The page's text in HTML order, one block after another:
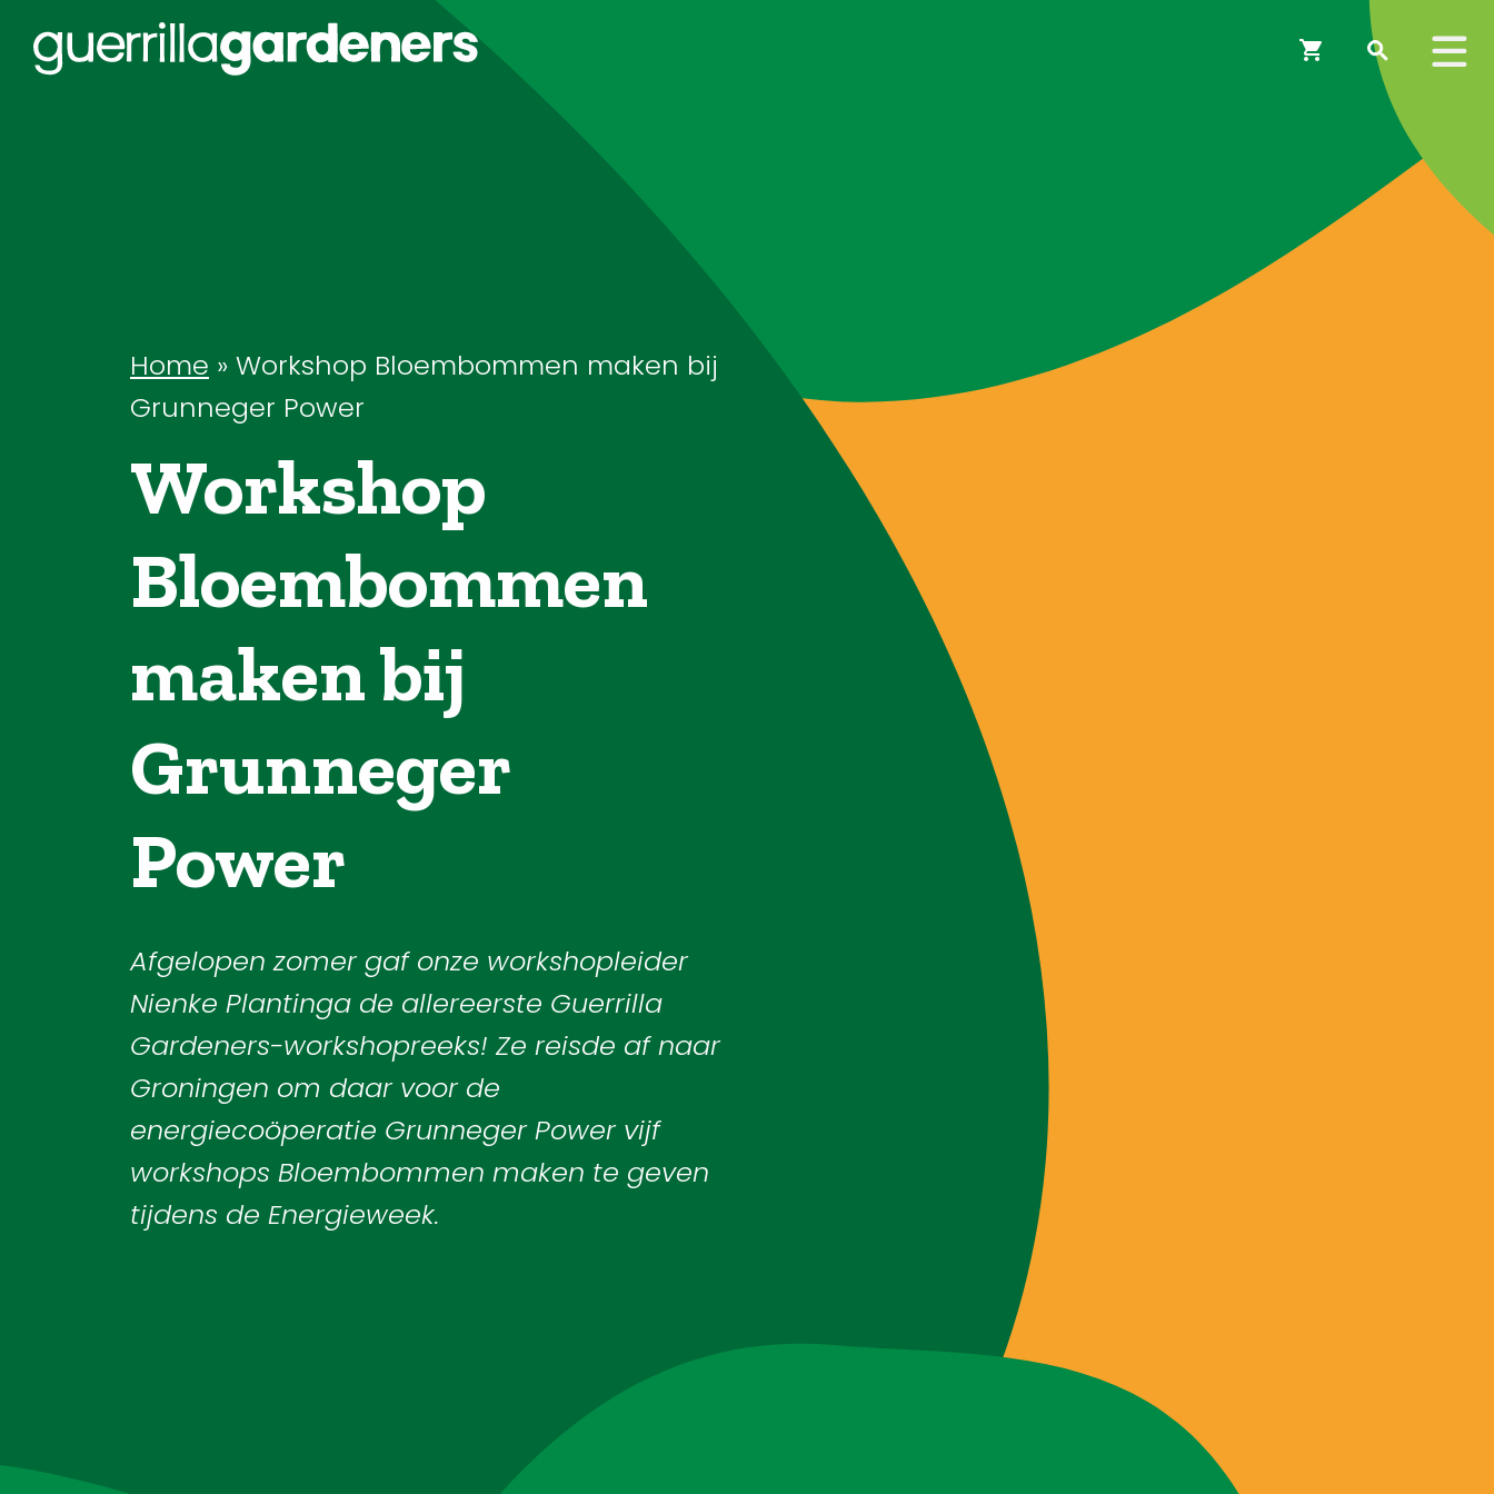
Tips & Inspiratie
Op de kaart
Home » Workshop Bloembommen maken bij
Grunneger Power
Workshop
Bloembommen
maken bij
Grunneger
Power
Afgelopen zomer gaf onze workshopleider
Nienke Plantinga de allereerste Guerrilla
Gardeners-workshopreeks! Ze reisde af naar
Groningen om daar voor de
energiecoöperatie Grunneger Power vijf
workshops Bloembommen maken te geven
tijdens de Energieweek.